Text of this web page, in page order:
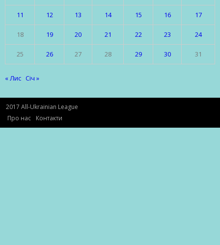
11 12 13 14 15 16 17
18 19 20 21 22 23 24
25 26 27 28 29 30 31
« Лис Січ »
2017 All-Ukrainian League
Про нас
Контакти